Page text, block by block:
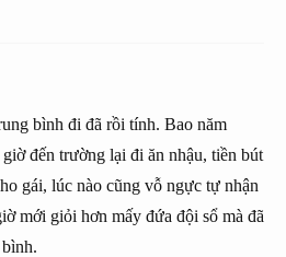
bình đi đã rồi tính. Bao năm
đến trường lại đi ăn nhậu, tiền bút
gái, lúc nào cũng vỗ ngực tự nhận
mới giỏi hơn mấy đứa đội sổ mà đã